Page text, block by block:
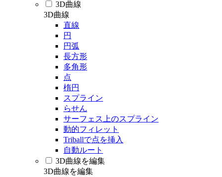
3D曲線
3D曲線
直線
円
円弧
長方形
多角形
点
楕円
スプライン
らせん
サーフェス上のスプライン
動的フィレット
Triballで点を挿入
自動ルート
3D曲線を編集
3D曲線を編集